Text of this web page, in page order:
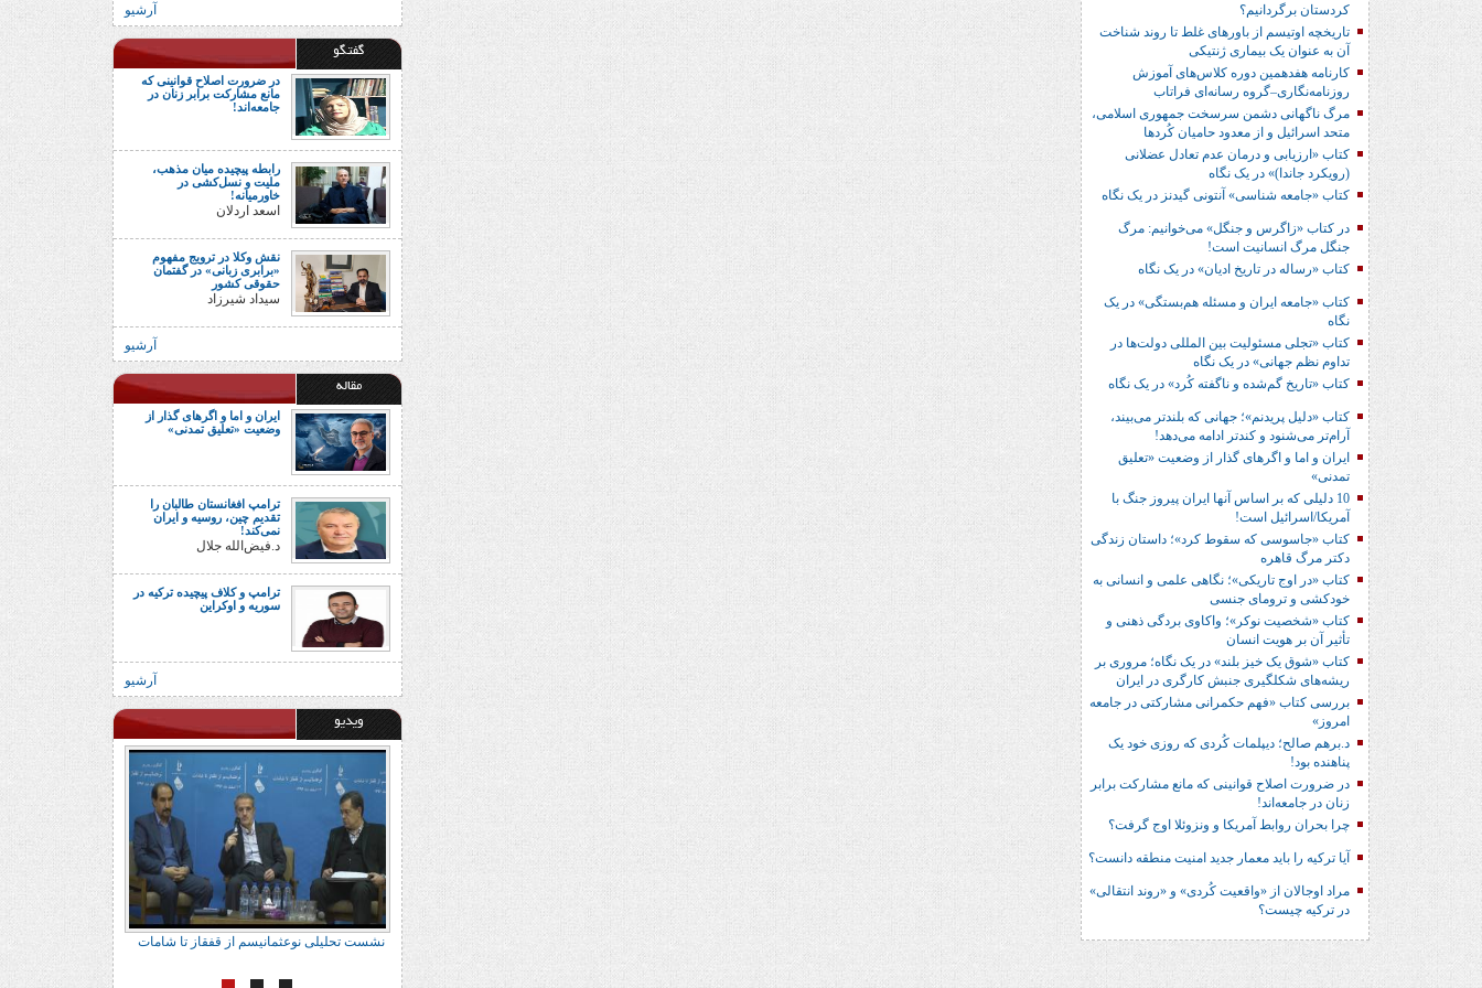
کردستان برگردانیم؟
تاریخچه اوتیسم از باورهای غلط تا روند شناخت
آن به عنوان یک بیماری ژنتیکی
کارنامه هفدهمین دوره کلاس‌های آموزش
روزنامه‌نگاری–گروه رسانه‌ای فراتاب
مرگ ناگهانی دشمن سرسخت جمهوری اسلامی،
متحد اسرائیل و از معدود حامیان کُردها
کتاب «ارزیابی و درمان عدم تعادل عضلانی
(رویکرد جاندا)» در یک نگاه
کتاب «جامعه شناسی» آنتونی گیدنز در یک نگاه
در کتاب «زاگرس و جنگل» می‌خوانیم: مرگ
جنگل مرگ انسانیت است!
کتاب «رساله در تاریخ ادیان» در یک نگاه
کتاب «جامعه ایران و مسئله هم‌بستگی» در یک
نگاه
کتاب «تجلی مسئولیت بین المللی دولت‌ها در
تداوم نظم جهانی» در یک نگاه
کتاب «تاریخ گم‌شده و ناگفته کُرد» در یک نگاه
کتاب «دلیل پریدنم»؛ جهانی که بلندتر می‌بیند،
آرام‌تر می‌شنود و کندتر ادامه می‌دهد!
ایران و اما و اگرهای گذار از وضعیت «تعلیق
تمدنی»
10 دلیلی که بر اساس آنها ایران پیروز جنگ با
آمریکا/اسرائیل است!
کتاب «جاسوسی که سقوط کرد»؛ داستان زندگی
دکتر مرگ قاهره
کتاب «در اوج تاریکی»؛ نگاهی علمی و انسانی به
خودکشی و ترومای جنسی
کتاب «شخصیت نوکر»؛ واکاوی بردگی ذهنی و
تأثیر آن بر هویت انسان
کتاب «شوق یک خیز بلند» در یک نگاه؛ مروری بر
ریشه‌های شکل‎گیری جنبش کارگری در ایران
بررسی کتاب «فهم حکمرانی مشارکتی در جامعه
امروز»
د.برهم صالح؛ دیپلمات کُردی که روزی خود یک
پناهنده بود!
در ضرورت اصلاح قوانینی که مانع مشارکت برابر
زنان در جامعه‌اند!
چرا بحران روابط آمریکا و ونزوئلا اوج گرفت؟
آیا ترکیه را باید معمار جدید امنیت منطقه دانست؟
مراد اوجالان از «واقعیت کُردی» و «روند انتقالی»
در ترکیه چیست؟
آرشیو
گفتگو
در ضرورت اصلاح قوانینی که
مانع مشارکت برابر زنان در
جامعه‌اند!
رابطه پیچیده میان مذهب،
ملیت و نسل‌کشی در
خاورمیانه!
اسعد اردلان
نقش وکلا در ترویج مفهوم
«برابری زبانی» در گفتمان
حقوقی کشور
سیداد شیرزاد
آرشیو
مقاله
ایران و اما و اگرهای گذار از
وضعیت «تعلیق تمدنی»
ترامپ افغانستان طالبان را
تقدیم چین، روسیه و ایران
نمی‌کند!
د.فیض‌الله جلال
ترامپ و کلاف پیچیده ترکیه در
سوریه و اوکراین
آرشیو
ویدیو
نشست تحلیلی نوعثمانیسم از نشست تحلیلی نوعثمانیسم از قفقاز تا شامات تحلیل بحران یمن در گفتوگو با منصور براتی